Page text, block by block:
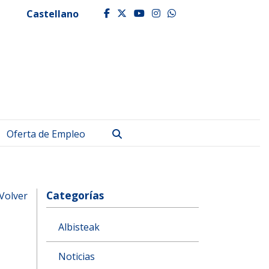
Castellano facebook
twitter
youtube
instagram
whatsapp
Oferta de Empleo
Categorías
Albisteak
Noticias